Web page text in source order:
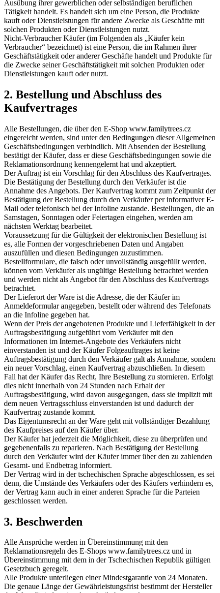
Ausübung ihrer gewerblichen oder selbständigen beruflichen
Tätigkeit handelt. Es handelt sich um eine Person, die Produkte
kauft oder Dienstleistungen für andere Zwecke als Geschäfte mit
solchen Produkten oder Dienstleistungen nutzt.
Nicht-Verbraucher Käufer (im Folgenden als „Käufer kein
Verbraucher“ bezeichnet) ist eine Person, die im Rahmen ihrer
Geschäftstätigkeit oder anderer Geschäfte handelt und Produkte für
die Zwecke seiner Geschäftstätigkeit mit solchen Produkten oder
Dienstleistungen kauft oder nutzt.
2. Bestellung und Abschluss des
Kaufvertrages
Alle Bestellungen, die über den E-Shop www.familytrees.cz
eingereicht werden, sind unter den Bedingungen dieser Allgemeinen
Geschäftsbedingungen verbindlich. Mit Absenden der Bestellung
bestätigt der Käufer, dass er diese Geschäftsbedingungen sowie die
Reklamationsordnung kennengelernt hat und akzeptiert.
Der Auftrag ist ein Vorschlag für den Abschluss des Kaufvertrages.
Die Bestätigung der Bestellung durch den Verkäufer ist die
Annahme des Angebots. Der Kaufvertrag kommt zum Zeitpunkt der
Bestätigung der Bestellung durch den Verkäufer per informativer E-
Mail oder telefonisch bei der Infoline zustande. Bestellungen, die an
Samstagen, Sonntagen oder Feiertagen eingehen, werden am
nächsten Werktag bearbeitet.
Voraussetzung für die Gültigkeit der elektronischen Bestellung ist
es, alle Formen der vorgeschriebenen Daten und Angaben
auszufüllen und diesen Bedingungen zuzustimmen.
Bestellformulare, die falsch oder unvollständig ausgefüllt werden,
können vom Verkäufer als ungültige Bestellung betrachtet werden
und werden nicht als Angebot für den Abschluss des Kaufvertrags
betrachtet.
Der Lieferort der Ware ist die Adresse, die der Käufer im
Anmeldeformular angegeben, bestellt oder während des Telefonats
an die Infoline gegeben hat.
Wenn der Preis der angebotenen Produkte und Lieferfähigkeit in der
Auftragsbestätigung aufgeführt vom Verkäufer mit den
Informationen im Internet-Angebote des Verkäufers nicht
einverstanden ist und der Käufer Folgeauftrages ist keine
Auftragsbestätigung durch den Verkäufer galt als Annahme, sondern
ein neuer Vorschlag, einen Kaufvertrag abzuschließen. In diesem
Fall hat der Käufer das Recht, Ihre Bestellung zu stornieren. Erfolgt
dies nicht innerhalb von 24 Stunden nach Erhalt der
Auftragsbestätigung, wird davon ausgegangen, dass sie implizit mit
dem neuen Vertragsschluss einverstanden ist und dadurch der
Kaufvertrag zustande kommt.
Das Eigentumsrecht an der Ware geht mit vollständiger Bezahlung
des Kaufpreises auf den Käufer über.
Der Käufer hat jederzeit die Möglichkeit, diese zu überprüfen und
gegebenenfalls zu reparieren. Nach Bestätigung der Bestellung
durch den Verkäufer wird der Käufer immer über den zu zahlenden
Gesamt- und Endbetrag informiert.
Der Vertrag wird in der tschechischen Sprache abgeschlossen, es sei
denn, die Umstände des Verkäufers oder des Käufers verhindern es,
der Vertrag kann auch in einer anderen Sprache für die Parteien
geschlossen werden.
3. Beschwerden
Alle Ansprüche werden in Übereinstimmung mit den
Reklamationsregeln des E-Shops www.familytrees.cz und in
Übereinstimmung mit dem in der Tschechischen Republik gültigen
Gesetzbuch geregelt.
Alle Produkte unterliegen einer Mindestgarantie von 24 Monaten.
Die genaue Länge der Gewährleistungsfrist bestimmt der Hersteller